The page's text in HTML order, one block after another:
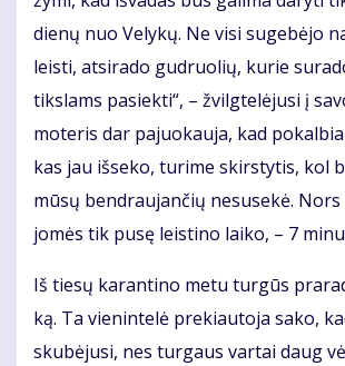
die­nų nuo Ve­ly­kų. Ne vi­si su­ge­bė­jo
leis­ti, at­si­ra­do gud­ruo­lių, ku­rie
tiks­lams pa­siek­ti“, – žvilg­te­lė­ju­si į
mo­te­ris dar pa­juo­kau­ja, kad
kas jau iš­se­ko, tu­ri­me skirs­ty­tis, kol
mū­sų ben­drau­jan­čių ne­su­se­kė.
jo­mės tik pu­sę leis­ti­no lai­ko, – 7
Iš tie­sų ka­ran­ti­no me­tu tur­gūs
ką. Ta vie­nin­te­lė pre­kiau­to­ja sa­ko,
sku­bė­ju­si, nes tur­gaus var­tai daug